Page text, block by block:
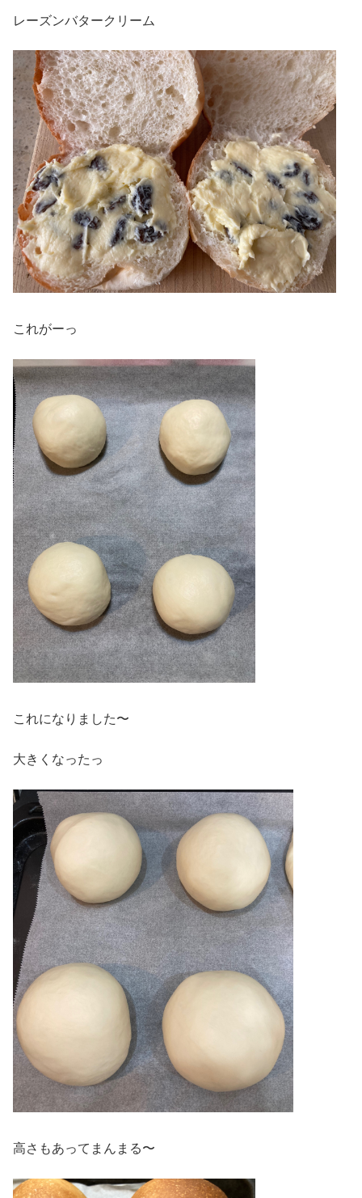
レーズンバタークリーム
これがーっ
これになりました〜
大きくなったっ
高さもあってまんまる〜